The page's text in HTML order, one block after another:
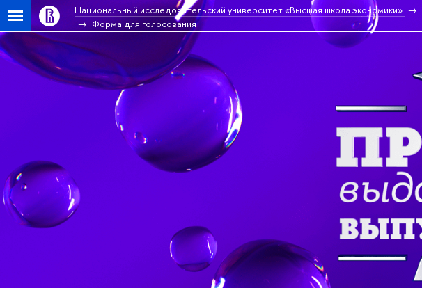
Национальный исследовательский университет «Высшая школа экономики»
Форма для голосования